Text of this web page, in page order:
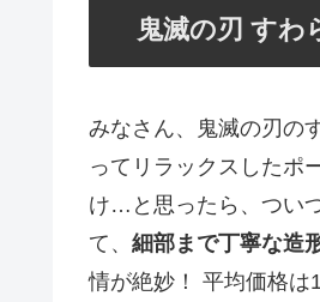
鬼滅の刃 すわ
みなさん、鬼滅の刃の
ってリラックスしたポ
け…と思ったら、つい
て、 細部まで丁寧な造
情が絶妙！ 平均価格は